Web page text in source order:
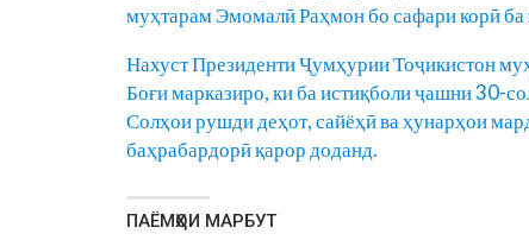
муҳтарам Эмомалӣ Раҳмон бо сафари корӣ
Нахуст Президенти Ҷумҳурии Тоҷикистон
Боғи марказиро, ки ба истиқболи ҷашни 30-
Солҳои рушди деҳот, сайёҳӣ ва ҳунарҳои
баҳрабардорӣ қарор доданд.
ПАЁМҲОИ МАРБУТ